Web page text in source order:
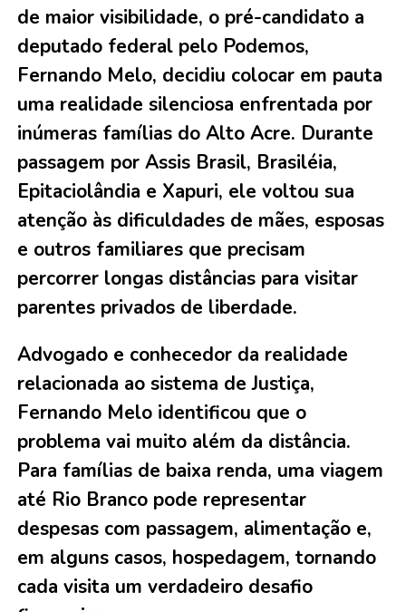
de maior visibilidade, o pré-candidato a
deputado federal pelo Podemos,
Fernando Melo, decidiu colocar em pauta
uma realidade silenciosa enfrentada por
inúmeras famílias do Alto Acre. Durante
passagem por Assis Brasil, Brasiléia,
Epitaciolândia e Xapuri, ele voltou sua
atenção às dificuldades de mães, esposas
e outros familiares que precisam
percorrer longas distâncias para visitar
parentes privados de liberdade.
Advogado e conhecedor da realidade
relacionada ao sistema de Justiça,
Fernando Melo identificou que o
problema vai muito além da distância.
Para famílias de baixa renda, uma viagem
até Rio Branco pode representar
despesas com passagem, alimentação e,
em alguns casos, hospedagem, tornando
cada visita um verdadeiro desafio